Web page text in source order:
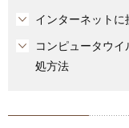
インターネットに
コンピュータウ
処方法